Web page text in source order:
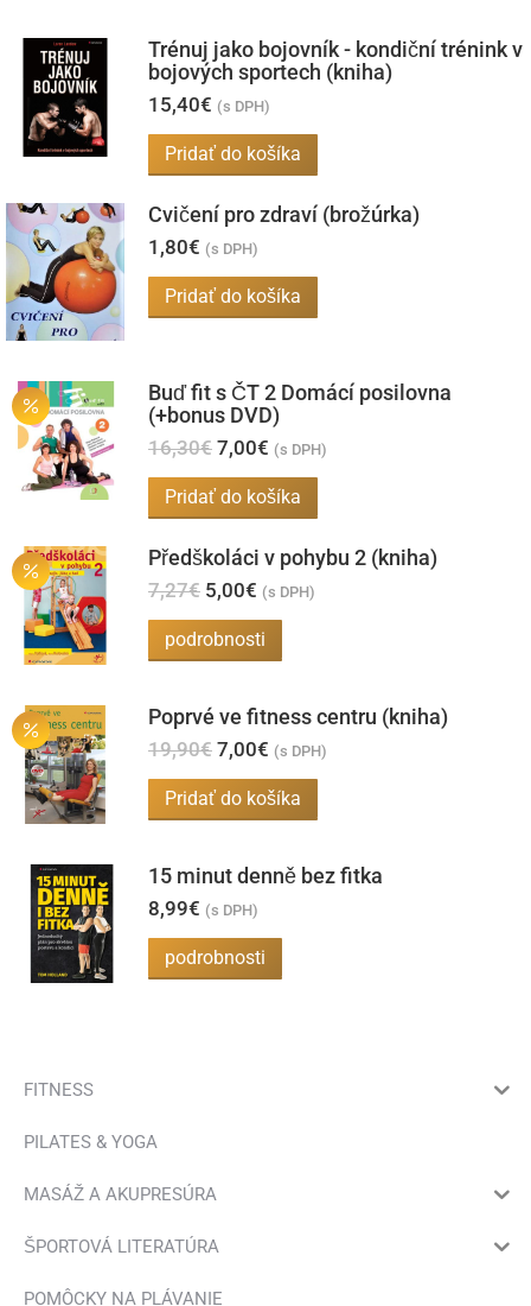
Trénuj jako bojovník - kondiční trénink v
bojových sportech (kniha)
15,40€ (s DPH)
Pridať do košíka
Cvičení pro zdraví (brožúrka)
1,80€ (s DPH)
Pridať do košíka
Buď fit s ČT 2 Domácí posilovna
(+bonus DVD)
16,30€ Pôvodná
cena
bola:
16,30€.
7,00€ Aktuálna
cena
je:
7,00€.
(s DPH)
Pridať do košíka
Předškoláci v pohybu 2 (kniha)
7,27€ Pôvodná
cena
bola:
7,27€.
5,00€ Aktuálna
cena
je:
5,00€.
(s DPH)
podrobnosti
Poprvé ve fitness centru (kniha)
19,90€ Pôvodná
cena
bola:
19,90€.
7,00€ Aktuálna
cena
je:
7,00€.
(s DPH)
Pridať do košíka
15 minut denně bez fitka
8,99€ (s DPH)
podrobnosti
FITNESS
PILATES & YOGA
MASÁŽ A AKUPRESÚRA
ŠPORTOVÁ LITERATÚRA
POMÔCKY NA PLÁVANIE